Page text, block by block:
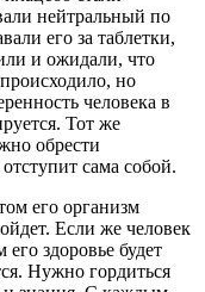
нейтральный по
его за таблетки,
и ожидали, что
но
человека в
Тот же
обрести
сама собой.
его организм
Если же человек
здоровье будет
Нужно гордиться